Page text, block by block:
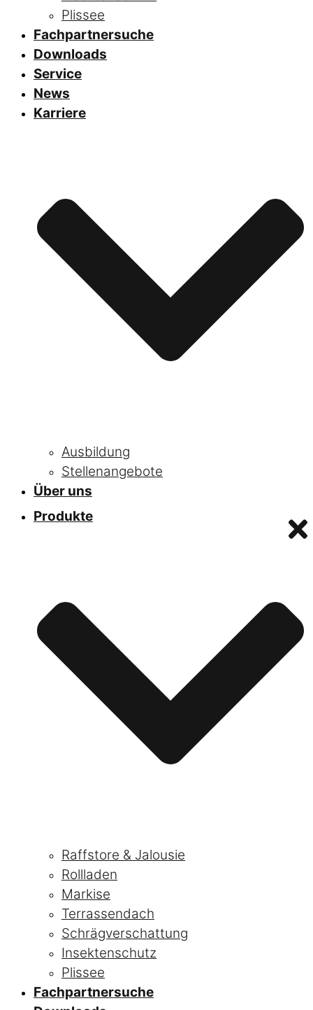
Plissee
Fachpartnersuche
Downloads
Service
News
Karriere
Ausbildung
Stellenangebote
Über uns
Produkte
Raffstore & Jalousie
Rollladen
Markise
Terrassendach
Schrägverschattung
Insektenschutz
Plissee
Fachpartnersuche